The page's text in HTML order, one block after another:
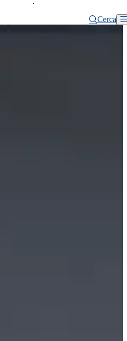
INTERVENTO Cerca